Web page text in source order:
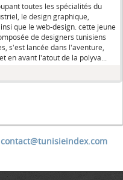
toutes les spécialités du
le design graphique,
que le web-design. cette jeune
de designers tunisiens
s'est lancée dans l'aventure,
en avant l'atout de la polyva...
contact@tunisieindex.com